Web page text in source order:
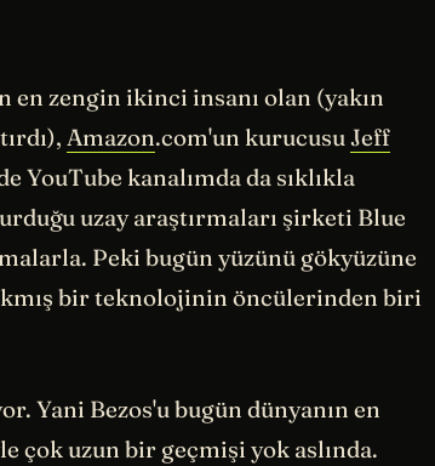
zengin ikinci insanı olan (yakın
Amazon.com'un kurucusu Jeff
YouTube kanalımda da sıklıkla
uzay araştırmaları şirketi Blue
Peki bugün yüzünü gökyüzüne
bir teknolojinin öncülerinden biri
Yani Bezos'u bugün dünyanın en
çok uzun bir geçmişi yok aslında.